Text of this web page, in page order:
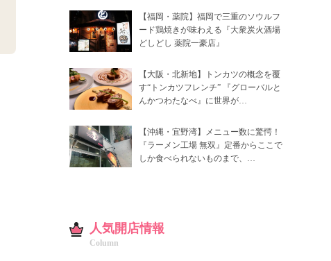
【福岡・薬院】福岡で三重のソウルフ
ード鶏焼きが味わえる『大衆炭火酒場
どしどし 薬院一豪店』
【大阪・北新地】トンカツの概念を覆
す“トンカツフレンチ” 『グローバルと
んかつわたなべ』に世界が…
【沖縄・宜野湾】メニュー数に驚愕！
『ラーメン工場 無双』定番からここで
しか食べられないものまで、…
人気開店情報
Column